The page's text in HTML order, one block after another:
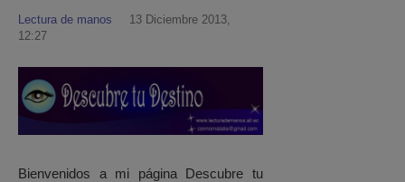
Lectura de manos
13 Diciembre 2013,
12:27
Bienvenidos a mi página Descubre tu